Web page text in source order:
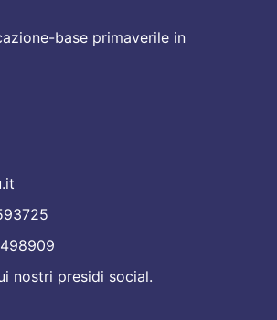
base primaverile in
nostri presidi social.